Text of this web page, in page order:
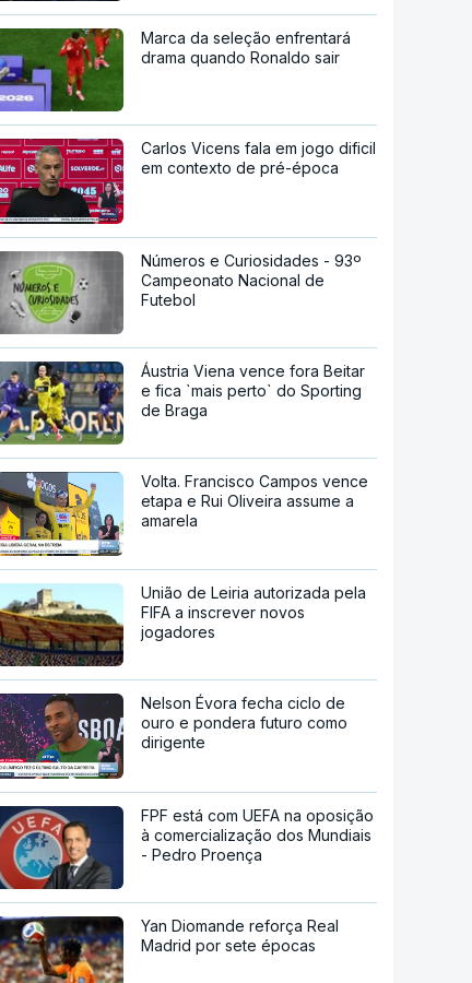
Marca da seleção enfrentará
drama quando Ronaldo sair
Carlos Vicens fala em jogo dificil
em contexto de pré-época
Números e Curiosidades - 93º
Campeonato Nacional de
Futebol
Áustria Viena vence fora Beitar
e fica `mais perto` do Sporting
de Braga
Volta. Francisco Campos vence
etapa e Rui Oliveira assume a
amarela
União de Leiria autorizada pela
FIFA a inscrever novos
jogadores
Nelson Évora fecha ciclo de
ouro e pondera futuro como
dirigente
FPF está com UEFA na oposição
à comercialização dos Mundiais
- Pedro Proença
Yan Diomande reforça Real
Madrid por sete épocas